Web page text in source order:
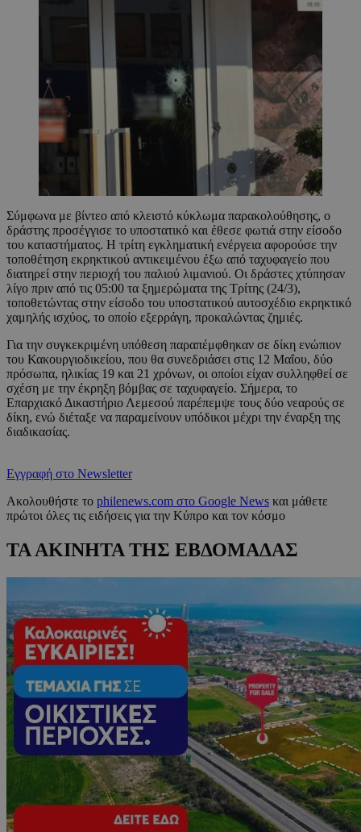
Σύμφωνα με βίντεο από κλειστό κύκλωμα παρακολούθησης, ο
δράστης προσέγγισε το υποστατικό και έθεσε φωτιά στην είσοδο
του καταστήματος. Η τρίτη εγκληματική ενέργεια αφορούσε την
τοποθέτηση εκρηκτικού αντικειμένου έξω από ταχυφαγείο που
διατηρεί στην περιοχή του παλιού λιμανιού. Οι δράστες χτύπησαν
λίγο πριν από τις 05:00 τα ξημερώματα της Τρίτης (24/3),
τοποθετώντας στην είσοδο του υποστατικού αυτοσχέδιο εκρηκτικό
χαμηλής ισχύος, το οποίο εξερράγη, προκαλώντας ζημιές.
Για την συγκεκριμένη υπόθεση παραπέμφθηκαν σε δίκη ενώπιον
του Κακουργιοδικείου, που θα συνεδριάσει στις 12 Μαΐου, δύο
πρόσωπα, ηλικίας 19 και 21 χρόνων, οι οποίοι είχαν συλληφθεί σε
σχέση με την έκρηξη βόμβας σε ταχυφαγείο. Σήμερα, το
Επαρχιακό Δικαστήριο Λεμεσού παρέπεμψε τους δύο νεαρούς σε
δίκη, ενώ διέταξε να παραμείνουν υπόδικοι μέχρι την έναρξη της
διαδικασίας.
Εγγραφή στο Newsletter
Ακολουθήστε το philenews.com στο Google News και μάθετε
πρώτοι όλες τις ειδήσεις για την Κύπρο και τον κόσμο
ΤΑ ΑΚΙΝΗΤΑ ΤΗΣ ΕΒΔΟΜΑΔΑΣ